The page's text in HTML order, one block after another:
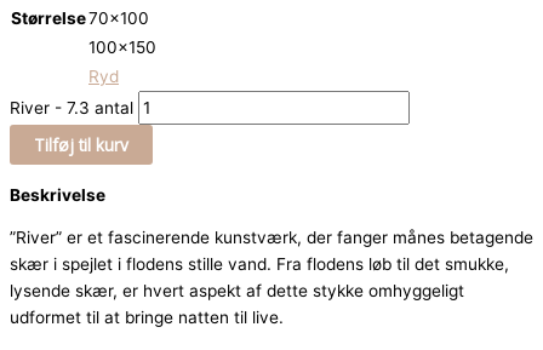
Størrelse70x100
100x150
Ryd
River - 7.3 antal
Tilføj til kurv
Beskrivelse
”River” er et fascinerende kunstværk, der fanger månes betagende
skær i spejlet i flodens stille vand. Fra flodens løb til det smukke,
lysende skær, er hvert aspekt af dette stykke omhyggeligt
udformet til at bringe natten til live.